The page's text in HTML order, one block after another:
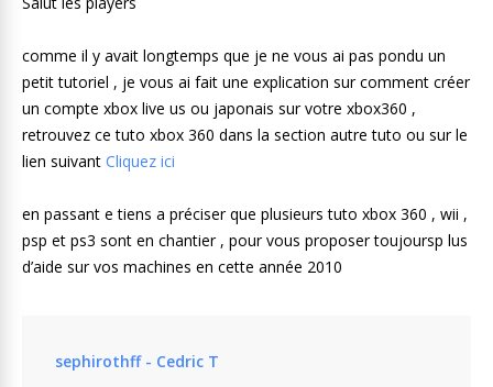
comme il y avait longtemps que je ne vous ai pas pondu un
petit tutoriel , je vous ai fait une explication sur comment créer
un compte xbox live us ou japonais sur votre xbox360 ,
retrouvez ce tuto xbox 360 dans la section autre tuto ou sur le
lien suivant Cliquez ici
en passant e tiens a préciser que plusieurs tuto xbox 360 , wii ,
psp et ps3 sont en chantier , pour vous proposer toujoursp lus
d’aide sur vos machines en cette année 2010
sephirothff - Cedric T